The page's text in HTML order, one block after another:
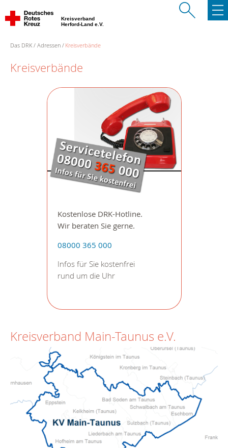
Kreisverband
Herford-Land e.V.
Das DRK Adressen Kreisverbände
Kreisverbände
Kostenlose DRK-Hotline.
Wir beraten Sie gerne.
08000 365 000
Infos für Sie kostenfrei
rund um die Uhr
Kreisverband Main-Taunus e.V.